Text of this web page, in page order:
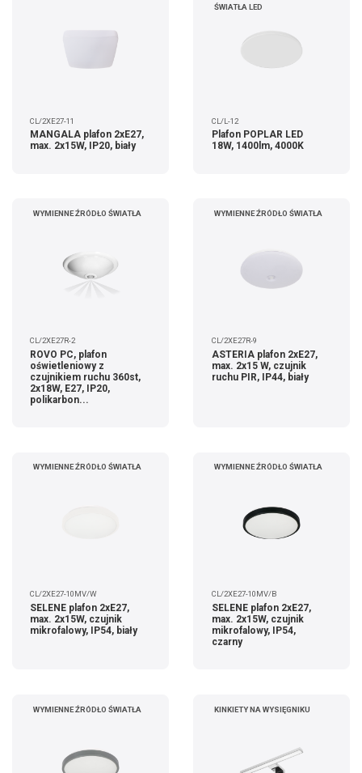
CL/2XE27-11
MANGALA plafon 2xE27,
max. 2x15W, IP20, biały
ŚWIATŁA LED
CL/L-12
Plafon POPLAR LED
18W, 1400lm, 4000K
WYMIENNE ŹRÓDŁO ŚWIATŁA
CL/2XE27R-2
ROVO PC, plafon
oświetleniowy z
czujnikiem ruchu 360st,
2x18W, E27, IP20,
polikarbon...
WYMIENNE ŹRÓDŁO ŚWIATŁA
CL/2XE27R-9
ASTERIA plafon 2xE27,
max. 2x15 W, czujnik
ruchu PIR, IP44, biały
WYMIENNE ŹRÓDŁO ŚWIATŁA
CL/2XE27-10MV/W
SELENE plafon 2xE27,
max. 2x15W, czujnik
mikrofalowy, IP54, biały
WYMIENNE ŹRÓDŁO ŚWIATŁA
CL/2XE27-10MV/B
SELENE plafon 2xE27,
max. 2x15W, czujnik
mikrofalowy, IP54,
czarny
WYMIENNE ŹRÓDŁO ŚWIATŁA KINKIETY NA WYSIĘGNIKU